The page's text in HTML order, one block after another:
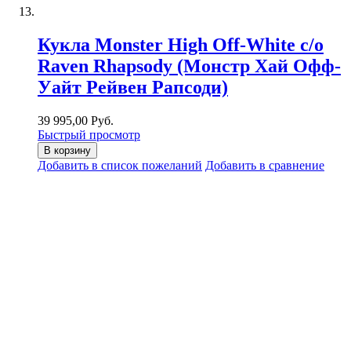
Кукла Monster High Off-White c/o
Raven Rhapsody (Монстр Хай Офф-
Уайт Рейвен Рапсоди)
39 995,00 Руб.
Быстрый просмотр
В корзину
Добавить в список пожеланий Добавить в сравнение